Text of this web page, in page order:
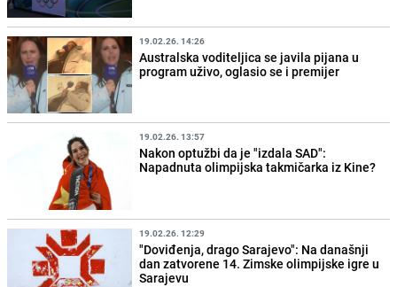
19.02.26. 14:26
Australska voditeljica se javila pijana u
program uživo, oglasio se i premijer
19.02.26. 13:57
Nakon optužbi da je "izdala SAD":
Napadnuta olimpijska takmičarka iz Kine?
19.02.26. 12:29
"Doviđenja, drago Sarajevo": Na današnji
dan zatvorene 14. Zimske olimpijske igre u
Sarajevu